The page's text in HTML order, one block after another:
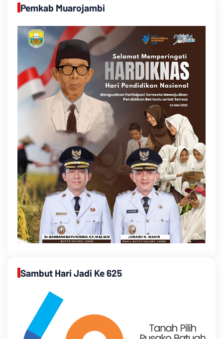
Pemkab Muarojambi
Sambut Hari Jadi Ke 625